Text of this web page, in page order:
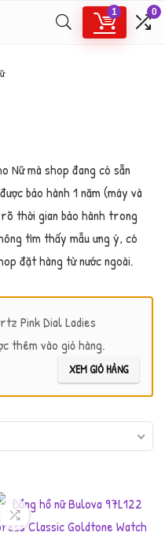
1 0
Nữ mà shop đang có sẵn
bảo hành 1 năm (máy và
thời gian bảo hành trong
tìm thấy mẫu ưng ý, có
đặt hàng từ nước ngoài.
Pink Dial Ladies
thêm vào giỏ hàng.
XEM GIỎ HÀNG